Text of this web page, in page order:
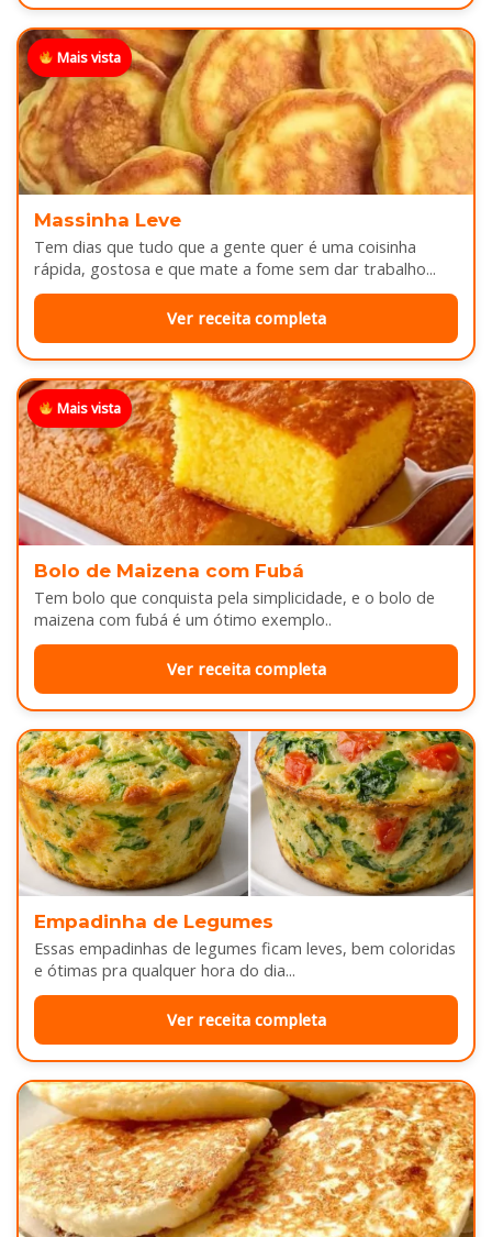
Mais vista
Massinha Leve
Tem dias que tudo que a gente quer é uma coisinha
rápida, gostosa e que mate a fome sem dar trabalho...
Ver receita completa
Mais vista
Bolo de Maizena com Fubá
Tem bolo que conquista pela simplicidade, e o bolo de
maizena com fubá é um ótimo exemplo..
Ver receita completa
Empadinha de Legumes
Essas empadinhas de legumes ficam leves, bem coloridas
e ótimas pra qualquer hora do dia...
Ver receita completa